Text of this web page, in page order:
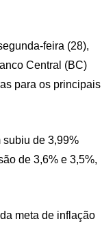
feira (28),
Central (BC)
para os principais
subiu de 3,99%
de 3,6% e 3,5%,
meta de inflação